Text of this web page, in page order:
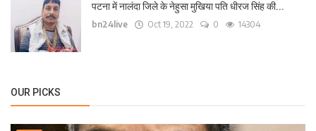
पटना में नालंदा जिले के नेहुसा मुखिया पति धीरज सिंह की...
bn24live Oct 19, 2022 0 14304
OUR PICKS